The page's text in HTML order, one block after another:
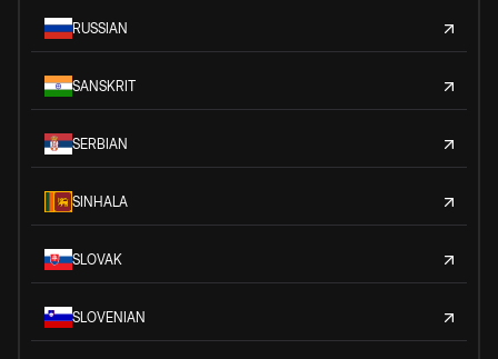
RUSSIAN
SANSKRIT
SERBIAN
SINHALA
SLOVAK
SLOVENIAN